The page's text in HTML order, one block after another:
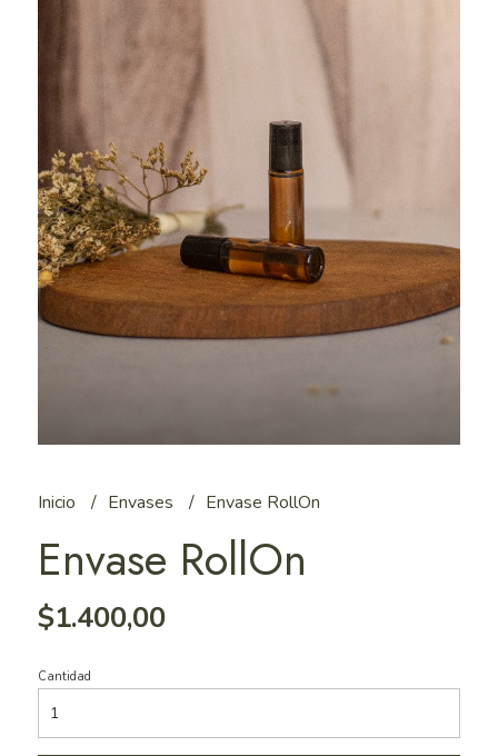
Inicio Envases Envase RollOn
Envase RollOn
$1.400,00
Cantidad